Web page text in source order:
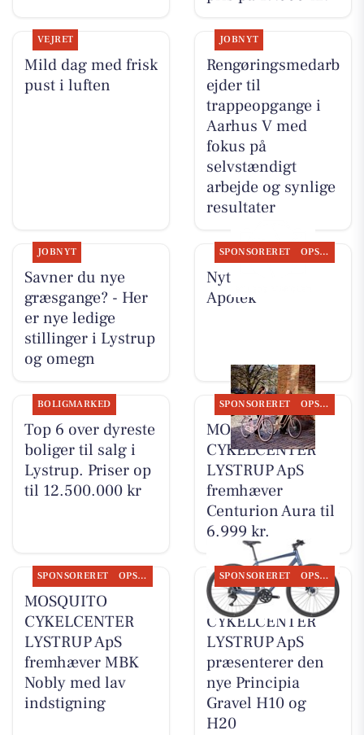
VEJRET
Mild dag med frisk
pust i luften
JOBNYT
Rengøringsmedarb
ejder til
trappeopgange i
Aarhus V med
fokus på
selvstændigt
arbejde og synlige
resultater
JOBNYT
Savner du nye
græsgange? - Her
er nye ledige
stillinger i Lystrup
og omegn
SPONSORERET OPSLAGSTAVLEN
Nyt fra Lystrup
Apotek
BOLIGMARKED
Top 6 over dyreste
boliger til salg i
Lystrup. Priser op
til 12.500.000 kr
SPONSORERET OPSLAGSTAVLEN
MOSQUITO
CYKELCENTER
LYSTRUP ApS
fremhæver
Centurion Aura til
6.999 kr.
SPONSORERET OPSLAGSTAVLEN
MOSQUITO
CYKELCENTER
LYSTRUP ApS
fremhæver MBK
Nobly med lav
indstigning
SPONSORERET OPSLAGSTAVLEN
MOSQUITO
CYKELCENTER
LYSTRUP ApS
præsenterer den
nye Principia
Gravel H10 og
H20